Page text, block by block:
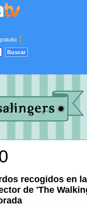
recogidos en
de 'The